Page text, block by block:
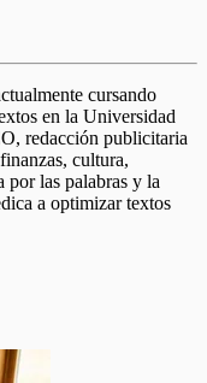
cursando
en la Universidad
redacción publicitaria
cultura,
por las palabras y la
a optimizar textos